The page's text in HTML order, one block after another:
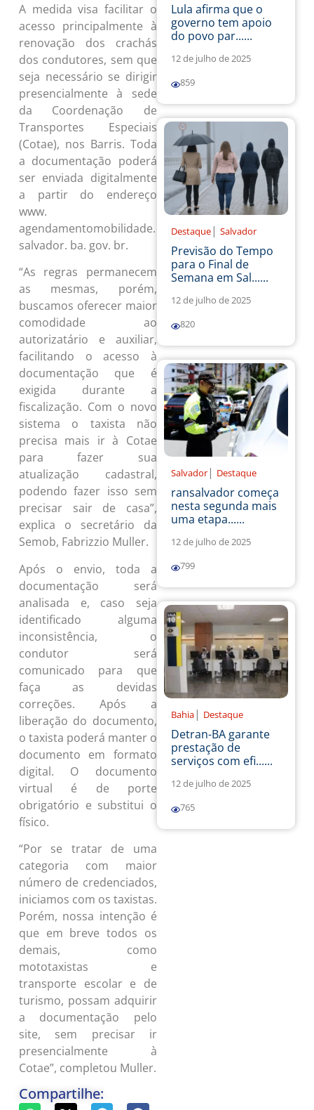
A medida visa facilitar o
acesso principalmente à
renovação dos crachás
dos condutores, sem que
seja necessário se dirigir
presencialmente à sede
da Coordenação de
Transportes Especiais
(Cotae), nos Barris. Toda
a documentação poderá
ser enviada digitalmente
a partir do endereço
www.
agendamentomobilidade.
salvador. ba. gov. br.
“As regras permanecem
as mesmas, porém,
buscamos oferecer maior
comodidade ao
autorizatário e auxiliar,
facilitando o acesso à
documentação que é
exigida durante a
fiscalização. Com o novo
sistema o taxista não
precisa mais ir à Cotae
para fazer sua
atualização cadastral,
podendo fazer isso sem
precisar sair de casa”,
explica o secretário da
Semob, Fabrizzio Muller.
Após o envio, toda a
documentação será
analisada e, caso seja
identificado alguma
inconsistência, o
condutor será
comunicado para que
faça as devidas
correções. Após a
liberação do documento,
o taxista poderá manter o
documento em formato
digital. O documento
virtual é de porte
obrigatório e substitui o
físico.
“Por se tratar de uma
categoria com maior
número de credenciados,
iniciamos com os taxistas.
Porém, nossa intenção é
que em breve todos os
demais, como
mototaxistas e
transporte escolar e de
turismo, possam adquirir
a documentação pelo
site, sem precisar ir
presencialmente à
Cotae”, completou Muller.
Compartilhe:
Lula afirma que o
governo tem apoio
do povo par......
12 de julho de 2025
859
Destaque | Salvador
Previsão do Tempo
para o Final de
Semana em Sal......
12 de julho de 2025
820
Salvador | Destaque
ransalvador começa
nesta segunda mais
uma etapa......
12 de julho de 2025
799
Bahia | Destaque
Detran-BA garante
prestação de
serviços com efi......
12 de julho de 2025
765